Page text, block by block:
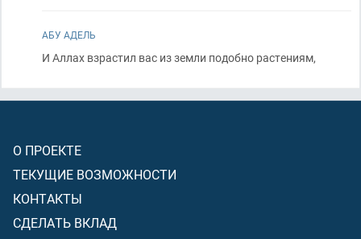
АБУ АДЕЛЬ
И Аллах взрастил вас из земли подобно растениям,
О ПРОЕКТЕ
ТЕКУЩИЕ ВОЗМОЖНОСТИ
КОНТАКТЫ
СДЕЛАТЬ ВКЛАД